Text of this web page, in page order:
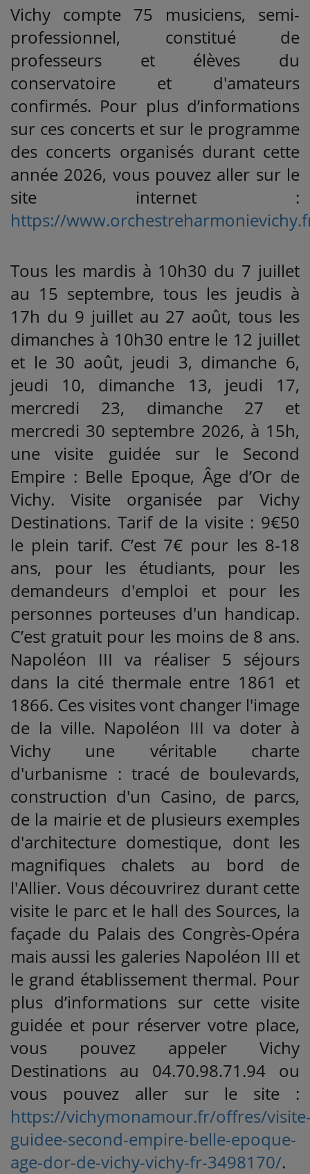
Vichy compte 75 musiciens, semi-
professionnel, constitué de
professeurs et élèves du
conservatoire et d'amateurs
confirmés. Pour plus d’informations
sur ces concerts et sur le programme
des concerts organisés durant cette
année 2026, vous pouvez aller sur le
site internet :
https://
Tous les mardis à 10h30 du 7 juillet
au 15 septembre, tous les jeudis à
17h du 9 juillet au 27 août, tous les
dimanches à 10h30 entre le 12 juillet
et le 30 août, jeudi 3, dimanche 6,
jeudi 10, dimanche 13, jeudi 17,
mercredi 23, dimanche 27 et
mercredi 30 septembre 2026, à 15h,
une visite guidée sur le Second
Empire : Belle Epoque, Âge d’Or de
Vichy. Visite organisée par Vichy
Destinations. Tarif de la visite : 9€50
le plein tarif. C’est 7€ pour les 8-18
ans, pour les étudiants, pour les
demandeurs d'emploi et pour les
personnes porteuses d'un handicap.
C’est gratuit pour les moins de 8 ans.
Napoléon III va réaliser 5 séjours
dans la cité thermale entre 1861 et
1866. Ces visites vont changer l'image
de la ville. Napoléon III va doter à
Vichy une véritable charte
d'urbanisme : tracé de boulevards,
construction d'un Casino, de parcs,
de la mairie et de plusieurs exemples
d'architecture domestique, dont les
magnifiques chalets au bord de
l'Allier. Vous découvrirez durant cette
visite le parc et le hall des Sources, la
façade du Palais des Congrès-Opéra
mais aussi les galeries Napoléon III et
le grand établissement thermal. Pour
plus d’informations sur cette visite
guidée et pour réserver votre place,
vous pouvez appeler Vichy
Destinations au 04.70.98.71.94 ou
vous pouvez aller sur le site :
https://vichymonamour.fr/offres/
guidee-second-empire-belle-epoque-
age-dor-de-vichy-vichy-fr-3498170/.